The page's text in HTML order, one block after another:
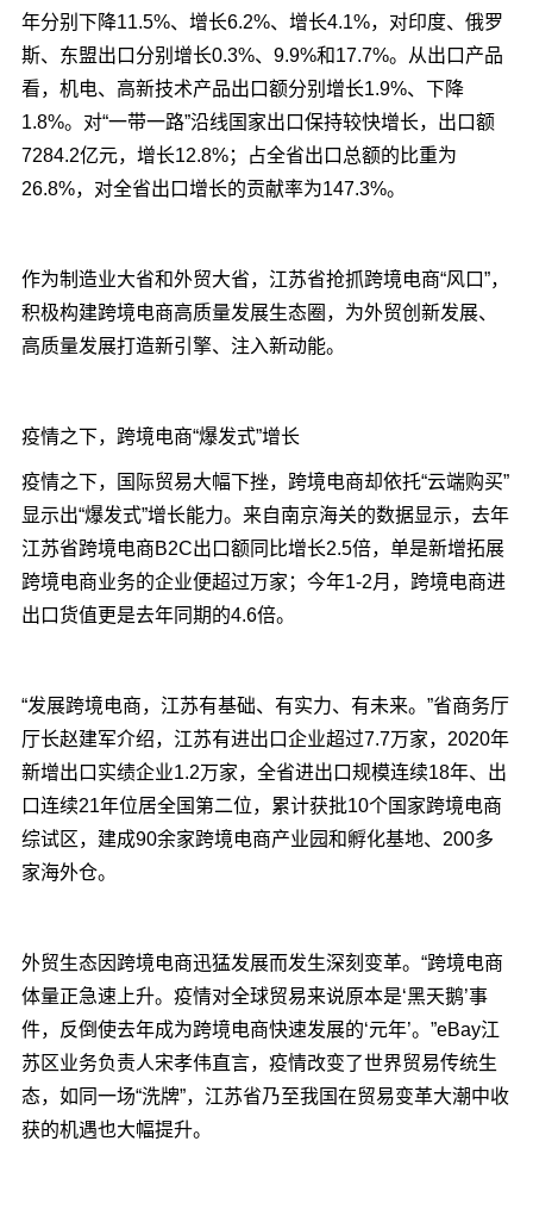
年分别下降11.5%、增长6.2%、增长4.1%，对印度、俄罗
斯、东盟出口分别增长0.3%、9.9%和17.7%。从出口产品
看，机电、高新技术产品出口额分别增长1.9%、下降
1.8%。对“一带一路”沿线国家出口保持较快增长，出口额
7284.2亿元，增长12.8%；占全省出口总额的比重为
26.8%，对全省出口增长的贡献率为147.3%。
作为制造业大省和外贸大省，江苏省抢抓跨境电商“风口”，
积极构建跨境电商高质量发展生态圈，为外贸创新发展、
高质量发展打造新引擎、注入新动能。
疫情之下，跨境电商“爆发式”增长
疫情之下，国际贸易大幅下挫，跨境电商却依托“云端购买”
显示出“爆发式”增长能力。来自南京海关的数据显示，去年
江苏省跨境电商B2C出口额同比增长2.5倍，单是新增拓展
跨境电商业务的企业便超过万家；今年1-2月，跨境电商进
出口货值更是去年同期的4.6倍。
“发展跨境电商，江苏有基础、有实力、有未来。”省商务厅
厅长赵建军介绍，江苏有进出口企业超过7.7万家，2020年
新增出口实绩企业1.2万家，全省进出口规模连续18年、出
口连续21年位居全国第二位，累计获批10个国家跨境电商
综试区，建成90余家跨境电商产业园和孵化基地、200多
家海外仓。
外贸生态因跨境电商迅猛发展而发生深刻变革。“跨境电商
体量正急速上升。疫情对全球贸易来说原本是‘黑天鹅’事
件，反倒使去年成为跨境电商快速发展的‘元年’。”eBay江
苏区业务负责人宋孝伟直言，疫情改变了世界贸易传统生
态，如同一场“洗牌”，江苏省乃至我国在贸易变革大潮中收
获的机遇也大幅提升。